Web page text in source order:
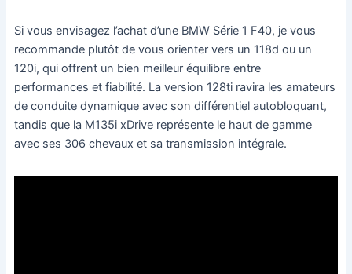
Si vous envisagez l’achat d’une BMW Série 1 F40, je vous
recommande plutôt de vous orienter vers un 118d ou un
120i, qui offrent un bien meilleur équilibre entre
performances et fiabilité. La version 128ti ravira les amateurs
de conduite dynamique avec son différentiel autobloquant,
tandis que la M135i xDrive représente le haut de gamme
avec ses 306 chevaux et sa transmission intégrale.